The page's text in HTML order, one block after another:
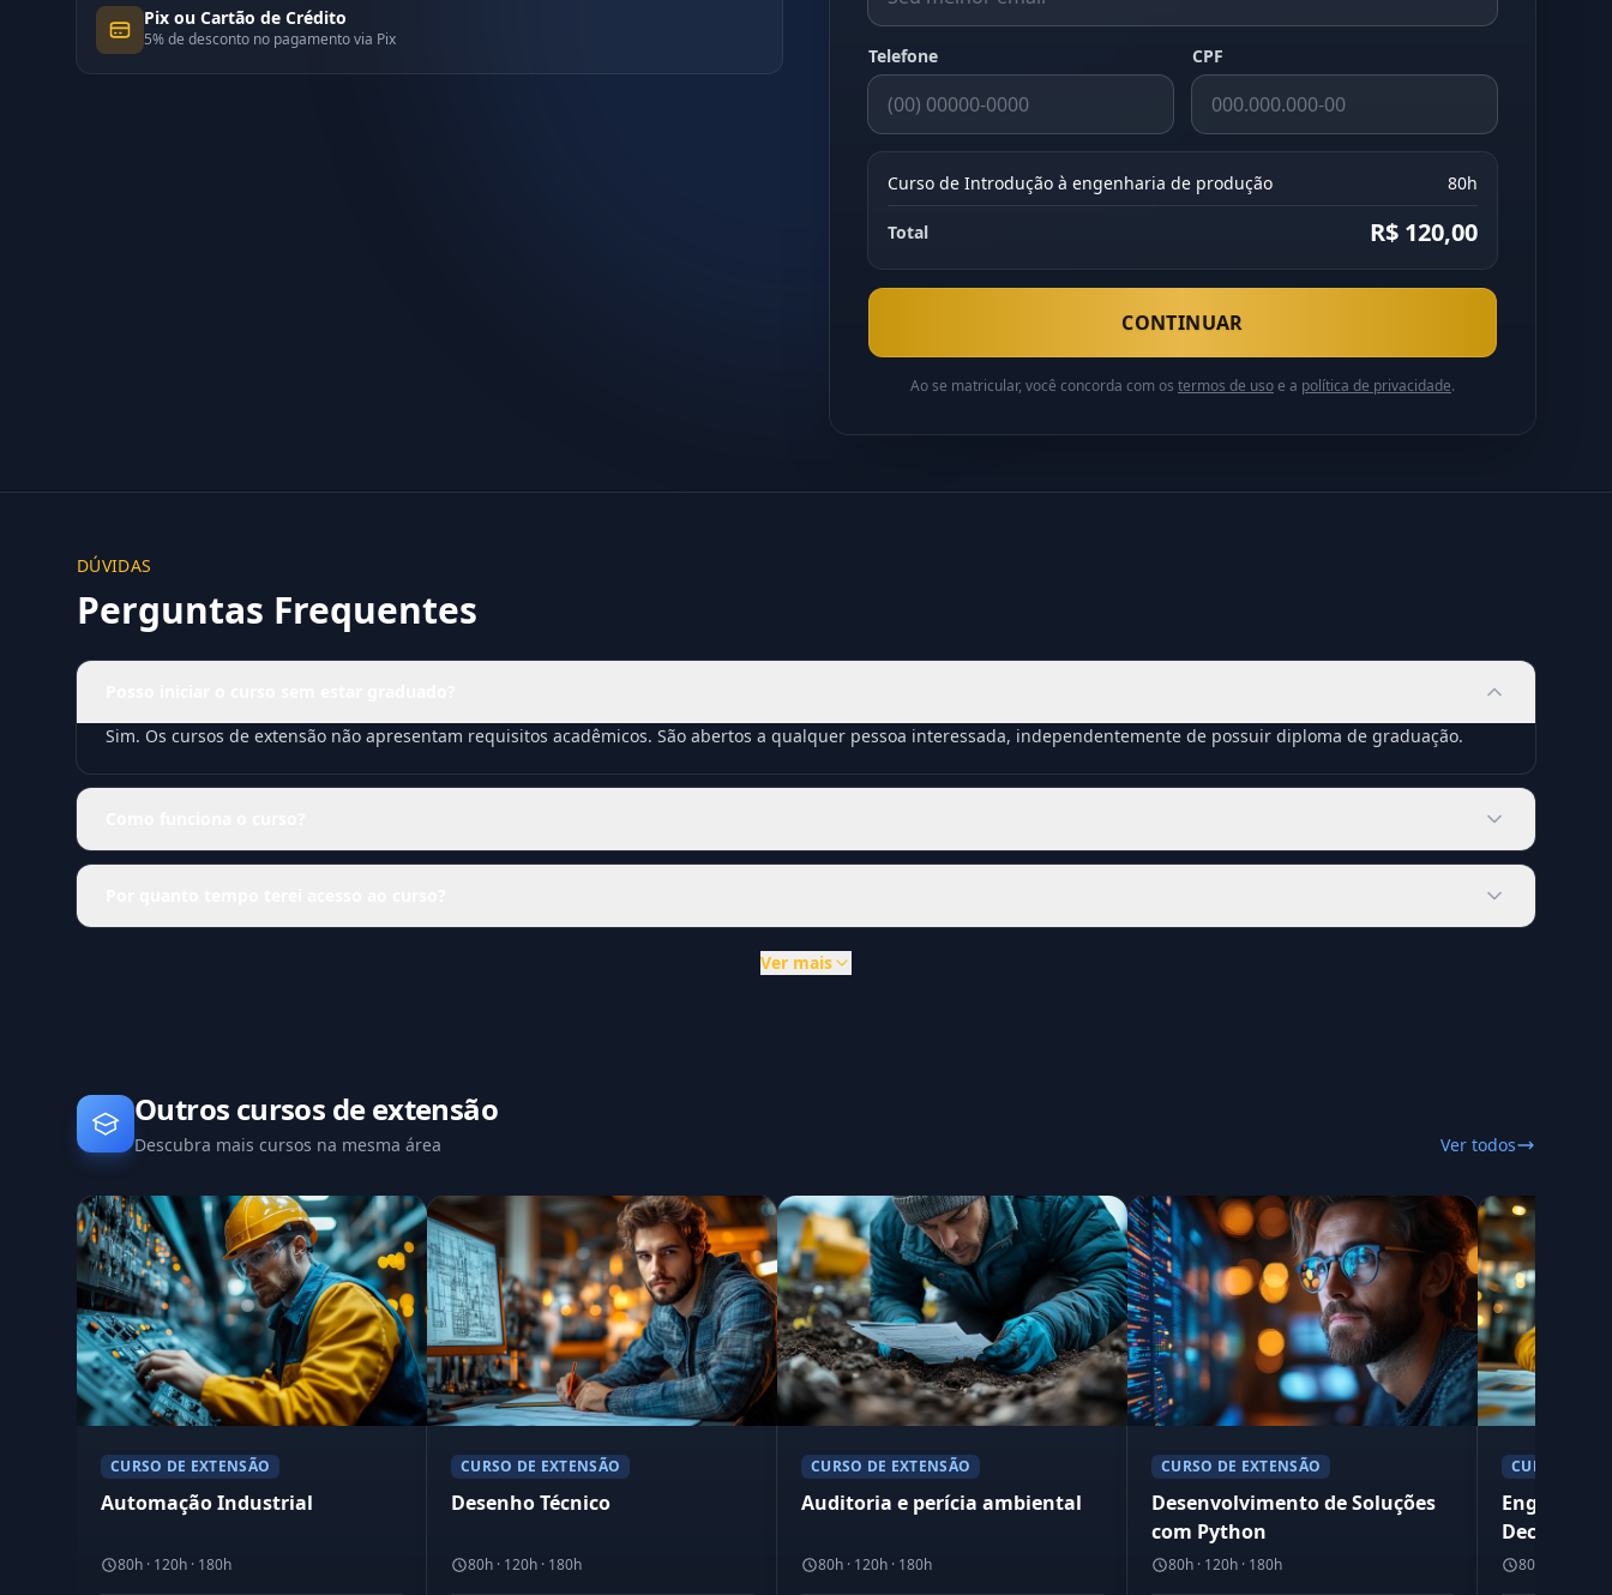
Pix ou Cartão de Crédito
5% de desconto no pagamento via Pix
Telefone CPF
Curso de Introdução à engenharia de produção 80h
Total R$ 120,00
CONTINUAR
Ao se matricular, você concorda com os termos de usoe a política de privacidade.
DÚVIDAS
Perguntas Frequentes
Sim. Os cursos de extensão não apresentam requisitos acadêmicos. São abertos a qualquer pessoa interessada, independentemente de possuir diploma de graduação.
Ver mais
Outros cursos de extensão
Descubra mais cursos na mesma área Ver todos
CURSO DE EXTENSÃO
Automação Industrial
80h · 120h · 180h
CURSO DE EXTENSÃO
Desenho Técnico
80h · 120h · 180h
CURSO DE EXTENSÃO
Auditoria e perícia ambiental
80h · 120h · 180h
CURSO DE EXTENSÃO
Desenvolvimento de Soluções
com Python
80h · 120h · 180h
CURSO DE
Decisão e
80h · 120h ·